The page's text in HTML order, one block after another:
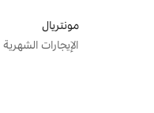
مونتريال
الإيجارات الشهرية